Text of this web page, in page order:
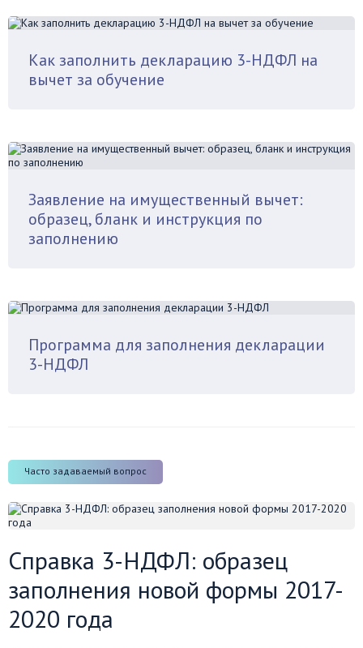
Как заполнить декларацию 3-НДФЛ на
вычет за обучение
Заявление на имущественный вычет:
образец, бланк и инструкция по
заполнению
Программа для заполнения декларации
3-НДФЛ
Часто задаваемый вопрос
Справка 3-НДФЛ: образец
заполнения новой формы 2017-
2020 года